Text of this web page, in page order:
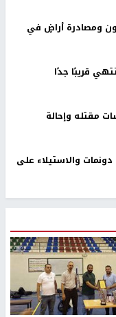
ومصادرة أراضٍ في
قريبًا جدًا
مقتله وإحالة
الاحتلال يخطر باقتلاع أشجار من 310 دونمات والاستيلاء على